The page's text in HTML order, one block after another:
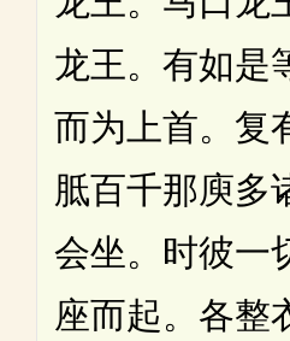
龙王。有如是
而为上首。复
胝百千那庾多
会坐。时彼一
座而起。各整